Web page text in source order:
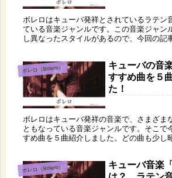
ボレロはキューバ発祥とされているラテン
ている音楽ジャンルです。この音楽ジャン
し異なったスタイルがあるので、今回の記
ボレロ（Bolero）
キューバの音
すすめ曲を５
た！
ボレロはキューバ発祥の音楽で、さまざま
ともなっている音楽ジャンルです。そこで
すめ曲を５曲紹介しました。どの曲も少し
が、それが良さでもありますね。
ボレロ（Bolero）
キューバ音楽